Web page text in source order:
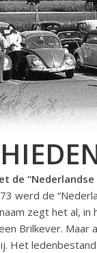
de
werd de
zegt het al,
Brilkever. Maar
Het